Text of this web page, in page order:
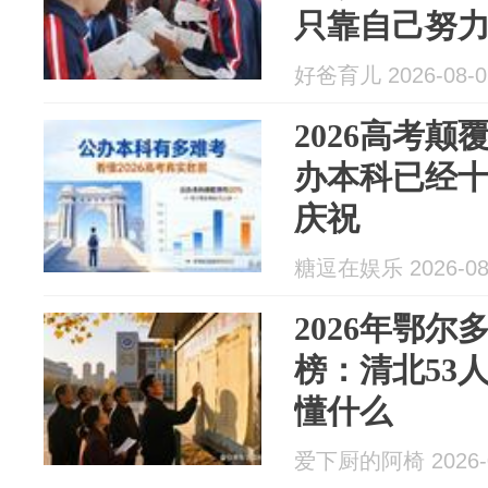
只靠自己努
迹的机会
好爸育儿 2026-08-
2026高考颠
办本科已经
庆祝
糖逗在娱乐 2026-
2026年鄂尔
榜：清北53
懂什么
爱下厨的阿椅